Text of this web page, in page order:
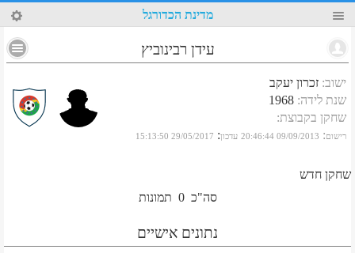
17 מדינת הכדורגל
עידן רבינוביץ
ישוב: זכרון יעקב
שנת לידה:
1968
שחקן בקבוצת:
רישום:
09/09/2013 20:46:44 עדכון:
29/05/2017 15:13:50
שחקן חדש
סה"כ 0 תמונות
נתונים אישיים